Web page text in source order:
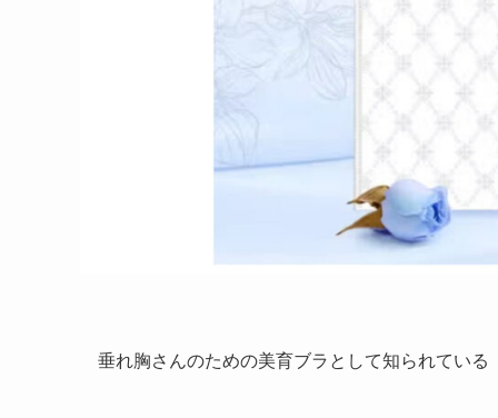
垂れ胸さんのための美育ブラ として知られている